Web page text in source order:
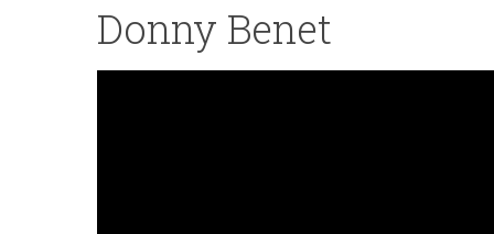
Donny Benet